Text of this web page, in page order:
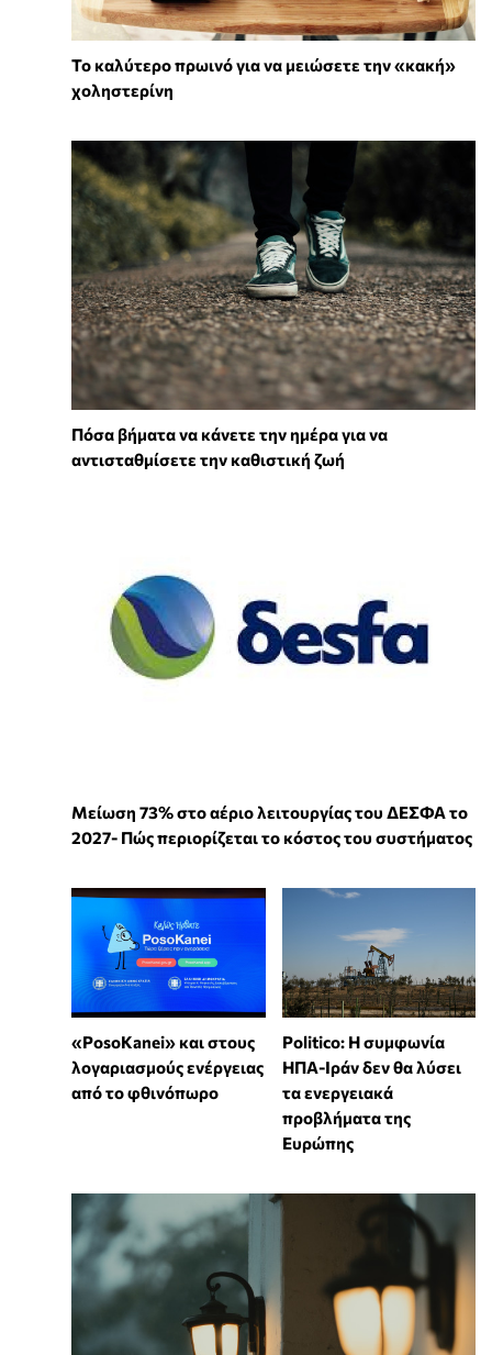
Το καλύτερο πρωινό για να μειώσετε την «κακή»
χοληστερίνη
Πόσα βήματα να κάνετε την ημέρα για να
αντισταθμίσετε την καθιστική ζωή
Μείωση 73% στο αέριο λειτουργίας του ΔΕΣΦΑ το
2027- Πώς περιορίζεται το κόστος του συστήματος
«PosoKanei» και στους
λογαριασμούς ενέργειας
από το φθινόπωρο
Politico: Η συμφωνία
ΗΠΑ-Ιράν δεν θα λύσει
τα ενεργειακά
προβλήματα της
Ευρώπης